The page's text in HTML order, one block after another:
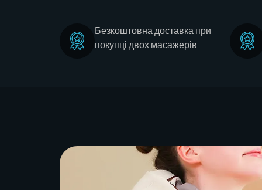
Безкоштовна доставка при
покупці двох масажерів